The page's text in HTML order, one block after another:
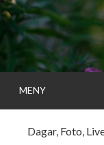
Gå
direkt
till
innehållet
MENY
Dagar, Foto,